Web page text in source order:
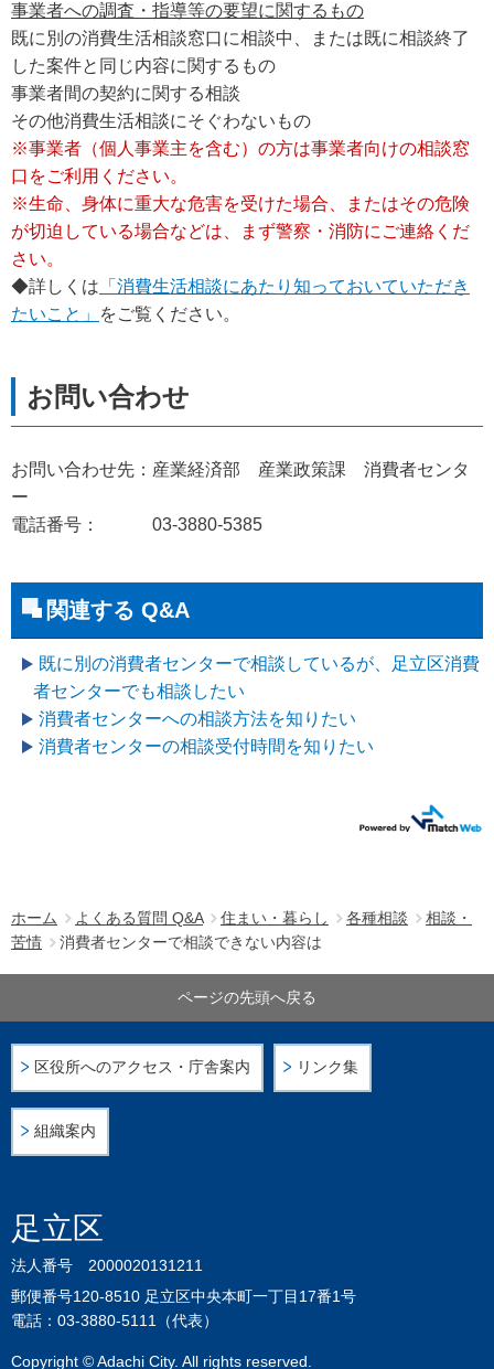
ホーム よくある質問 Q&A 住まい・暮らし 各種相談
相談・
苦情
消費者センターで相談できない内容は
事業者への調査・指導等の要望に関するもの
既に別の消費生活相談窓口に相談中、または既に相談終了
した案件と同じ内容に関するもの
事業者間の契約に関する相談
その他消費生活相談にそぐわないもの
※事業者（個人事業主を含む）の方は事業者向けの相談窓
口をご利用ください。
※生命、身体に重大な危害を受けた場合、またはその危険
が切迫している場合などは、まず警察・消防にご連絡くだ
さい。
◆詳しくは 「消費生活相談にあたり知っておいていただき
たいこと」
をご覧ください。
お問い合わせ先：産業経済部 産業政策課 消費者センタ
ー
電話番号： 03-3880-5385
関連する Q&A
既に別の消費者センターで相談しているが、足立区消費
者センターでも相談したい
消費者センターへの相談方法を知りたい
消費者センターの相談受付時間を知りたい
足立区
法人番号 2000020131211
郵便番号120-8510 足立区中央本町一丁目17番1号
電話：03-3880-5111（代表）
Copyright © Adachi City. All rights reserved.
区役所へのアクセス・庁舎案内 リンク集
組織案内
ページの先頭へ戻る